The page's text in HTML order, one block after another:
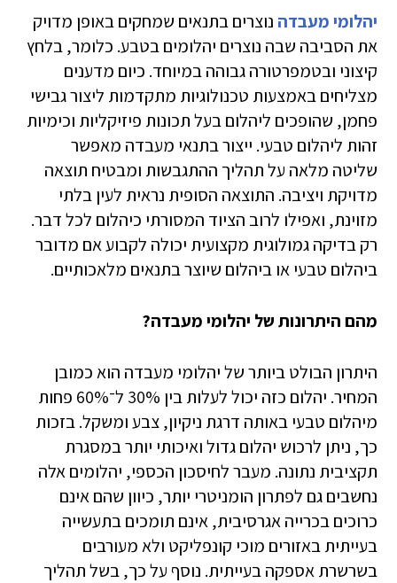
יהלומי מעבדה נוצרים בתנאים שמחקים באופן מדויק
את הסביבה שבה נוצרים יהלומים בטבע. כלומר, בלחץ
קיצוני ובטמפרטורה גבוהה במיוחד. כיום מדענים
מצליחים באמצעות טכנולוגיות מתקדמות ליצור גבישי
פחמן, שהופכים ליהלום בעל תכונות פיזיקליות וכימיות
זהות ליהלום טבעי. ייצור בתנאי מעבדה מאפשר
שליטה מלאה על תהליך ההתגבשות ומבטיח תוצאה
מדויקת ויציבה. התוצאה הסופית נראית לעין בלתי
מזוינת, ואפילו לרוב הציוד המסורתי כיהלום לכל דבר.
רק בדיקה גמולוגית מקצועית יכולה לקבוע אם מדובר
ביהלום טבעי או ביהלום שיוצר בתנאים מלאכותיים.
מהם היתרונות של יהלומי מעבדה?
היתרון הבולט ביותר של יהלומי מעבדה הוא כמובן
המחיר. יהלום כזה יכול לעלות בין 30% ל־60% פחות
מיהלום טבעי באותה דרגת ניקיון, צבע ומשקל. בזכות
כך, ניתן לרכוש יהלום גדול ואיכותי יותר במסגרת
תקציבית נתונה. מעבר לחיסכון הכספי, יהלומים אלה
נחשבים גם לפתרון הומניטרי יותר, כיוון שהם אינם
כרוכים בכרייה אגרסיבית, אינם תומכים בתעשייה
בעייתית באזורים מוכי קונפליקט ולא מעורבים
בשרשרת אספקה בעייתית. נוסף על כך, בשל תהליך